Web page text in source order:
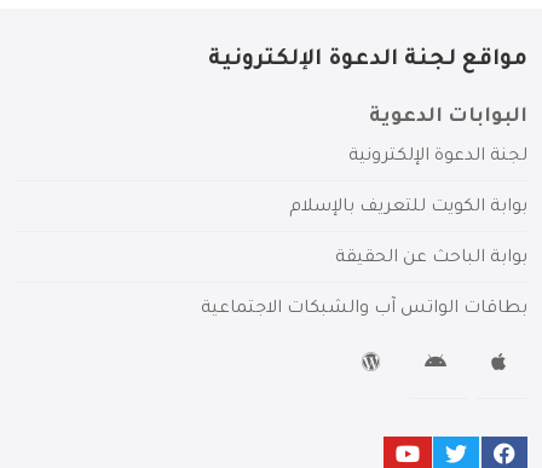
مواقع لجنة الدعوة الإلكترونية
البوابات الدعوية
لجنة الدعوة الإلكترونية
بوابة الكويت للتعريف بالإسلام
بوابة الباحث عن الحقيقة
بطاقات الواتس آب والشبكات الاجتماعية